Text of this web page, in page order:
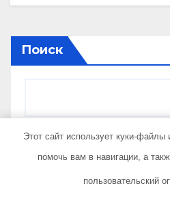
Поиск
Последние записи
Этот сайт использует куки-файлы
помочь вам в навигации, а
пользовательский